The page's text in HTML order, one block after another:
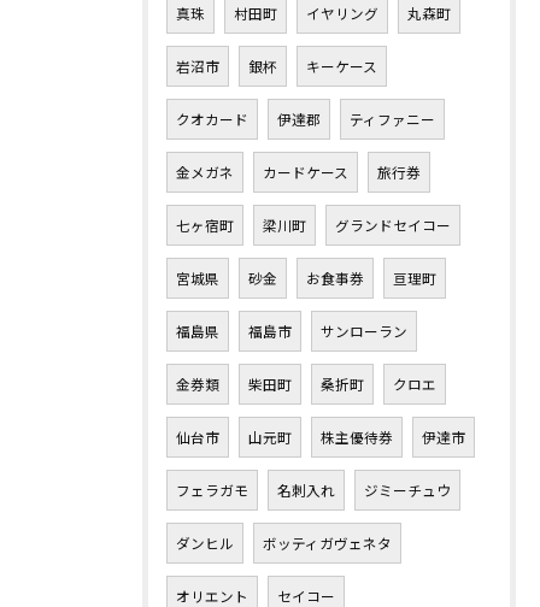
真珠 村田町 イヤリング 丸森町
岩沼市 銀杯 キーケース
クオカード 伊達郡 ティファニー
金メガネ カードケース 旅行券
七ヶ宿町 梁川町 グランドセイコー
宮城県 砂金 お食事券 亘理町
福島県 福島市 サンローラン
金券類 柴田町 桑折町 クロエ
仙台市 山元町 株主優待券 伊達市
フェラガモ 名刺入れ ジミーチュウ
ダンヒル ボッティガヴェネタ
オリエント セイコー